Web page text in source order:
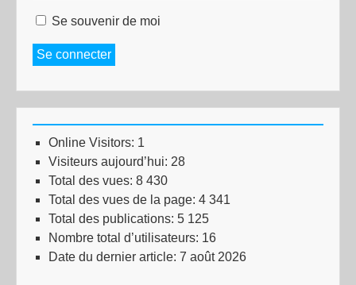
Se souvenir de moi
Se connecter
Online Visitors: 1
Visiteurs aujourd’hui: 28
Total des vues: 8 430
Total des vues de la page: 4 341
Total des publications: 5 125
Nombre total d’utilisateurs: 16
Date du dernier article: 7 août 2026